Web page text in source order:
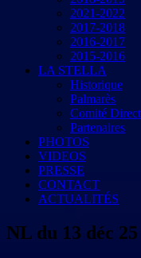
2021-2022
2017-2018
2016-2017
2015-2016
LA STELLA
Historique
Palmarès
Comité
Partenaires
PHOTOS
VIDEOS
PRESSE
CONTACT
ACTUALITÉS
NL du 13 déc 25